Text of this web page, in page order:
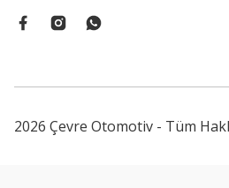
2026 Çevre Otomotiv - Tüm